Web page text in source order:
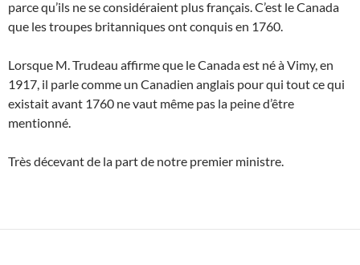
parce qu’ils ne se considéraient plus français. C’est le Canada
que les troupes britanniques ont conquis en 1760.
Lorsque M. Trudeau affirme que le Canada est né à Vimy, en
1917, il parle comme un Canadien anglais pour qui tout ce qui
existait avant 1760 ne vaut même pas la peine d’être
mentionné.
Très décevant de la part de notre premier ministre.